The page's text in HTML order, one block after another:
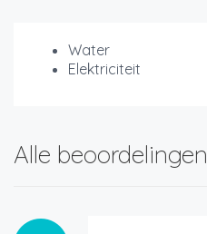
Water
Elektriciteit
Alle beoordelingen